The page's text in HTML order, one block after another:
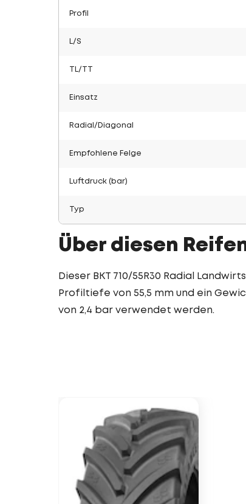
Profil
L/S
TL/TT
Einsatz
Radial/Diagonal
Empfohlene Felge
Luftdruck (bar)
Typ
Über diesen
Dieser BKT 710/55R30 Radial
Profiltiefe von 55,5 mm und ein
von 2,4 bar verwendet werden.